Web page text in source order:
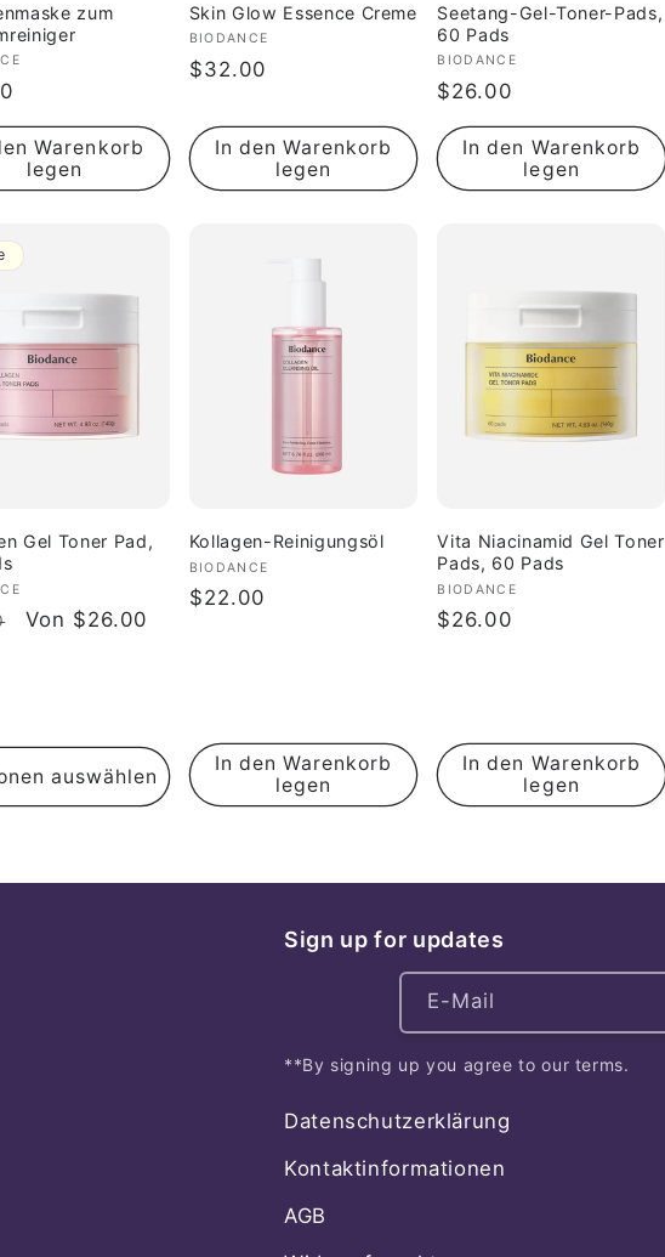
zum
Warenkorb
legen
Skin Glow Essence Creme
Anbieter:
BIODANCE
Normaler
$32.00
In den Warenkorb
legen
Seetang-Gel-Toner-Pads,
60 Pads
Anbieter:
BIODANCE
Normaler
Preis
$26.00
In den Warenkorb
legen
Gel Toner Pad,
Verkaufspreis
Von $26.00
auswählen
Kollagen-Reinigungsöl
Anbieter:
BIODANCE
Normaler
$22.00
In den Warenkorb
legen
Vita Niacinamid Gel Toner
Pads, 60 Pads
Anbieter:
BIODANCE
Normaler
$26.00
In den Warenkorb
legen
Sign up for updates
E-Mail
**By signing up you agree to our terms.
Datenschutzerklärung
Kontaktinformationen
AGB